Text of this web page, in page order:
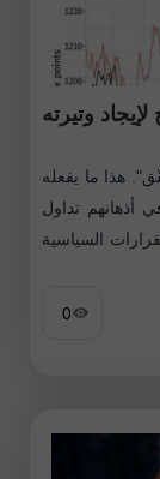
لإيجاد وتيرته
هذا ما يفعله
أذهانهم تداول
السياسية
0